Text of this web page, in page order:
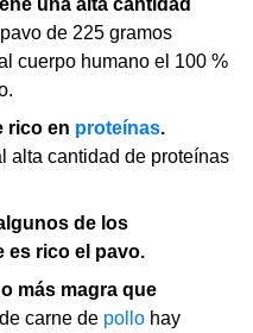
de 225 gramos
cuerpo humano el 100 %
rico en proteínas.
alta cantidad de proteínas
de los
es rico el pavo.
más magra que
carne de pollo hay